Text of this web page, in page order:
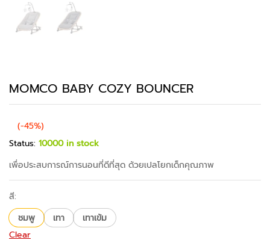
MOMCO BABY COZY BOUNCER
(-45%)
Status: 10000 in stock
เพื่อประสบการณ์การนอนที่ดีที่สุด ด้วยเปลโยกเด็กคุณภาพ
สี:
ชมพู
เทา
เทาเข้ม
Clear